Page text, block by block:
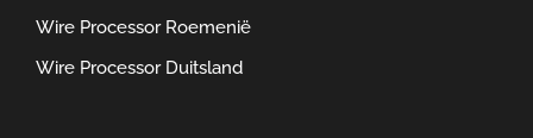
Wire Processor Roemenië
Wire Processor Duitsland